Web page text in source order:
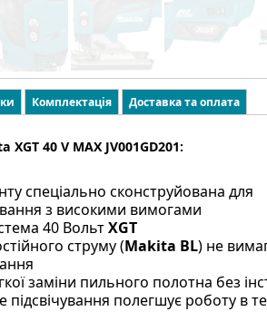
Комплектація Доставка та оплата
40 V MAX JV001GD201:
спеціально сконструйована для
з високими вимогами
40 ВольтXGT
струму (Makita BL) не
заміни пильного полотна без
підсвічування полегшує роботу в